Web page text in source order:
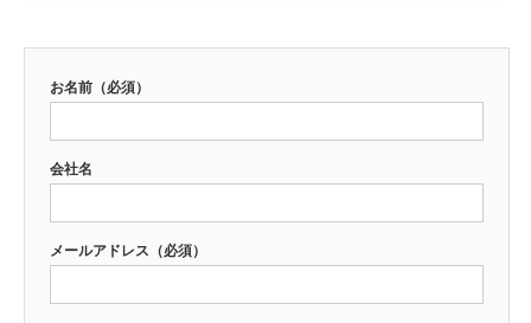
お名前（必須）
会社名
メールアドレス（必須）